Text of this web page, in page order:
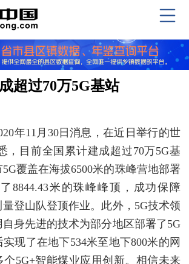
超过70万5G基站
年11月30日消息，在近日举行的世
，目前全国累计建成超过70万5G基
覆盖在海拔6500米的珠峰营地部署
8844.43米的珠峰峰顶，成功保障
量登山队登顶作业。此外，5G技术领
身先进的技术为部分地区部署了5G
现了在地下534米至地下800米的网
个5G+智能煤业应用创新。相信未来